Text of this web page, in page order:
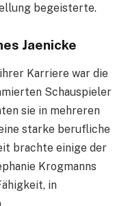
begeisterte.
Jaenicke
Karriere war die
Schauspieler
sie in mehreren
starke berufliche
brachte einige der
Krogmanns
in